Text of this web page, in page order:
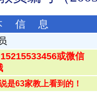
信 息
或微信
是63家教上看到的！